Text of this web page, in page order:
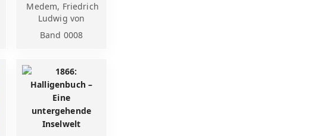
Medem, Friedrich
Ludwig von
Band 0008